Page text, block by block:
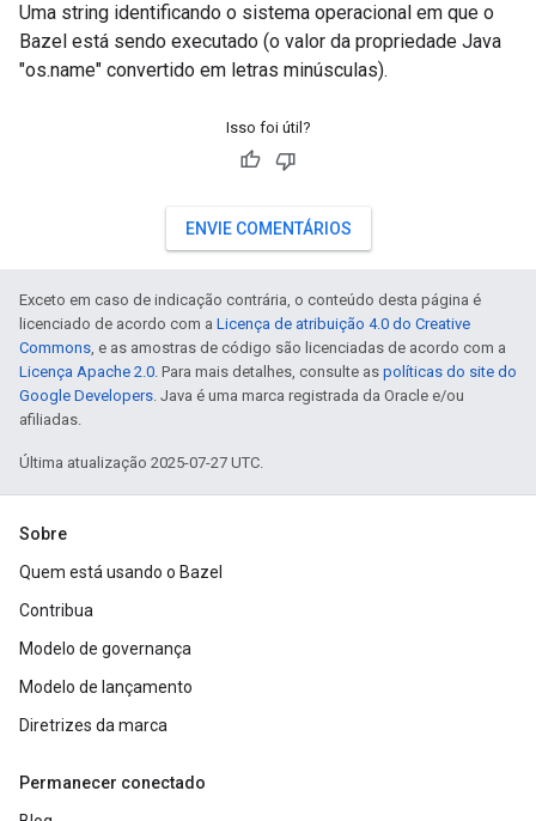
Uma string identificando o sistema operacional em que o
Bazel está sendo executado (o valor da propriedade Java
"os.name" convertido em letras minúsculas).
Isso foi útil?
ENVIE COMENTÁRIOS
Exceto em caso de indicação contrária, o conteúdo desta página é
licenciado de acordo com a Licença de atribuição 4.0 do Creative
Commons, e as amostras de código são licenciadas de acordo com a
Licença Apache 2.0. Para mais detalhes, consulte as políticas do site do
Google Developers. Java é uma marca registrada da Oracle e/ou
afiliadas.
Última atualização 2025-07-27 UTC.
Sobre
Quem está usando o Bazel
Contribua
Modelo de governança
Modelo de lançamento
Diretrizes da marca
Permanecer conectado